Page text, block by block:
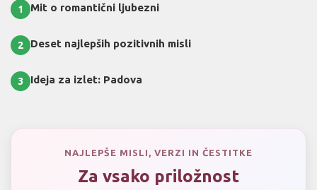
1 Mit o romantični ljubezni
2 Deset najlepših pozitivnih misli
3 Ideja za izlet: Padova
NAJLEPŠE MISLI, VERZI IN ČESTITKE
Za vsako priložnost